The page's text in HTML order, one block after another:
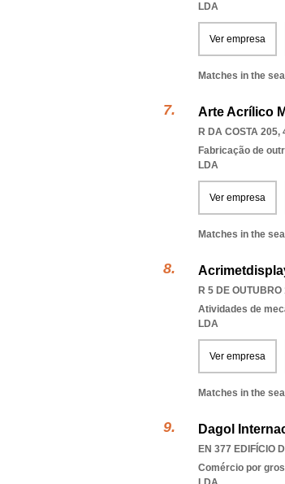
LDA
Ver empresa
Matches in the
Arte Acrílico
R DA COSTA 205,
Fabricação de
LDA
Ver empresa
Matches in the
R 5 DE
Atividades de
LDA
Ver empresa
Matches in the
Dagol
EN 377 EDIFÍCIO
Comércio por